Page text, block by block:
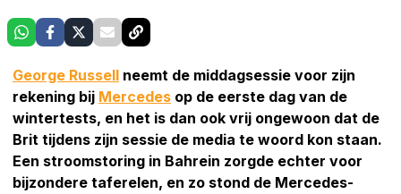
George Russell neemt de middagsessie voor zijn
rekening bij Mercedes op de eerste dag van de
wintertests, en het is dan ook vrij ongewoon dat de
Brit tijdens zijn sessie de media te woord kon staan.
Een stroomstoring in Bahrein zorgde echter voor
bijzondere taferelen, en zo stond de Mercedes-